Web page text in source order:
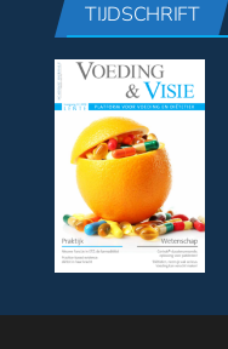
TIJDSCHRIFT